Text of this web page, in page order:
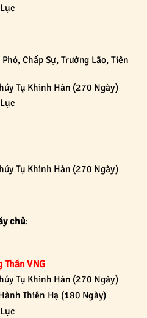
Chấp Sự, Trưởng Lão, Tiên
Tụ Khinh Hàn (270 Ngày)
Tụ Khinh Hàn (270 Ngày)
chủ:
Thần VNG
Tụ Khinh Hàn (270 Ngày)
Thiên Hạ (180 Ngày)